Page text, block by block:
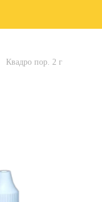
Квадро пор. 2 г